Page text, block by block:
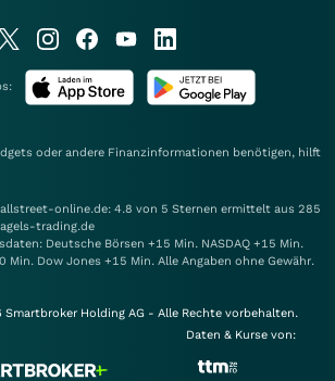
oder andere Finanzinformationen benötigen, hilft
online.de: 4.8 von 5 Sternen ermittelt aus 285
trading.de
Deutsche Börsen +15 Min. NASDAQ +15 Min.
Min. Dow Jones +15 Min. Alle Angaben ohne Gewähr.
Holding AG - Alle Rechte vorbehalten.
Daten & Kurse von: